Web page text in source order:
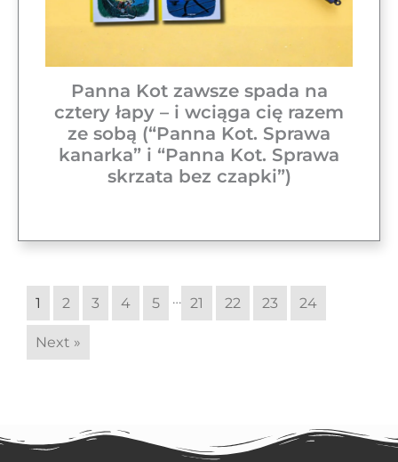
Panna Kot zawsze spada na
cztery łapy – i wciąga cię razem
ze sobą (“Panna Kot. Sprawa
kanarka” i “Panna Kot. Sprawa
skrzata bez czapki”)
1 2 3 4 5 … 21 22 23 24
Next »